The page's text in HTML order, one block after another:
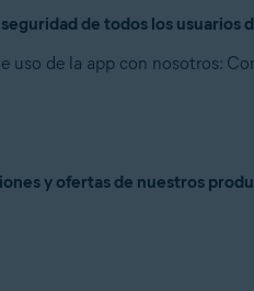
de todos los usuarios
uso de la app con nosotros:
y ofertas de nuestros